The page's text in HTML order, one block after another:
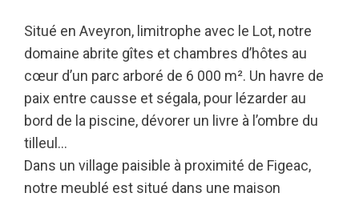
Situé en Aveyron, limitrophe avec le Lot, notre
domaine abrite gîtes et chambres d’hôtes au
cœur d’un parc arboré de 6 000 m². Un havre de
paix entre causse et ségala, pour lézarder au
bord de la piscine, dévorer un livre à l’ombre du
tilleul…
Dans un village paisible à proximité de Figeac,
notre meublé est situé dans une maison